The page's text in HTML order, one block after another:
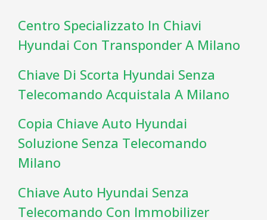
Centro Specializzato In Chiavi
Hyundai Con Transponder A Milano
Chiave Di Scorta Hyundai Senza
Telecomando Acquistala A Milano
Copia Chiave Auto Hyundai
Soluzione Senza Telecomando
Milano
Chiave Auto Hyundai Senza
Telecomando Con Immobilizer